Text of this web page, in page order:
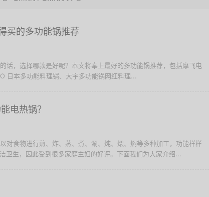
买的多功能锅推荐
话，选择哪款是好呢？本文将奉上最好的多功能锅推荐，包括摩飞电
日本多功能料理锅、大宇多功能锅网红料理...
电热锅？
对食物进行煎、炸、蒸、煮、涮、炖、煨、焖等多种加工，功能样样
卫生，因此受到很多家庭主妇的好评。下面我们为大家介绍...